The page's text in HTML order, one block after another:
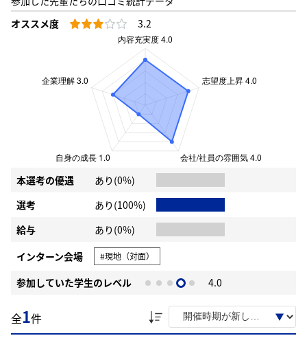
オススメ度
3.2
本選考の優遇
あり(0%)
選考
あり(100%)
給与
あり(0%)
インターン会場
#現地（対面）
参加していた学生のレベル 4.0
全1件